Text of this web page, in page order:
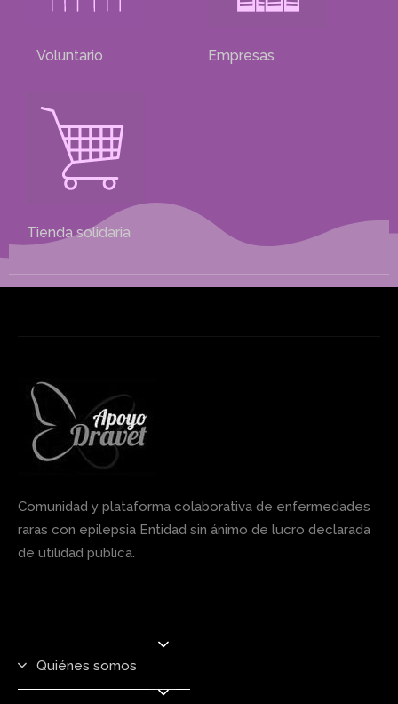
Voluntario Empresas
Tienda solidaria
Comunidad y plataforma colaborativa de enfermedades
raras con epilepsia Entidad sin ánimo de lucro declarada
de utilidad pública.
Quiénes somos